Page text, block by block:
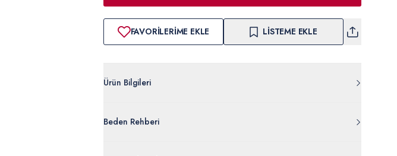
FAVORILERIME EKLE LISTEME EKLE
Ürün Bilgileri
%100 Pamuk
Beden Rehberi